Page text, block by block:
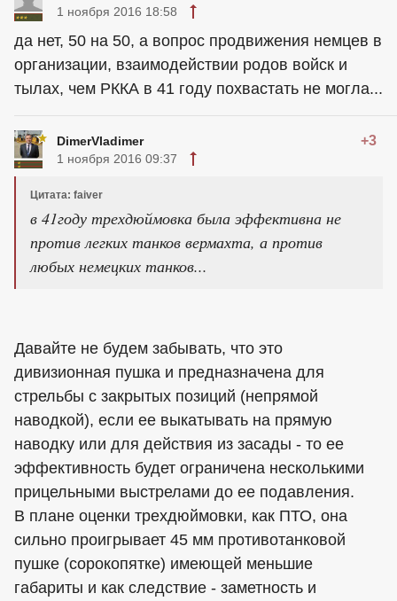
1 ноября 2016 18:58
да нет, 50 на 50, а вопрос продвижения немцев в
организации, взаимодействии родов войск и
тылах, чем РККА в 41 году похвастать не могла...
DimerVladimer +3
1 ноября 2016 09:37
Цитата: faiver
в 41году трехдюймовка была эффективна не
против легких танков вермахта, а против
любых немецких танков...
Давайте не будем забывать, что это
дивизионная пушка и предназначена для
стрельбы с закрытых позиций (непрямой
наводкой), если ее выкатывать на прямую
наводку или для действия из засады - то ее
эффективность будет ограничена несколькими
прицельными выстрелами до ее подавления.
В плане оценки трехдюймовки, как ПТО, она
сильно проигрывает 45 мм противотанковой
пушке (сорокопятке) имеющей меньшие
габариты и как следствие - заметность и